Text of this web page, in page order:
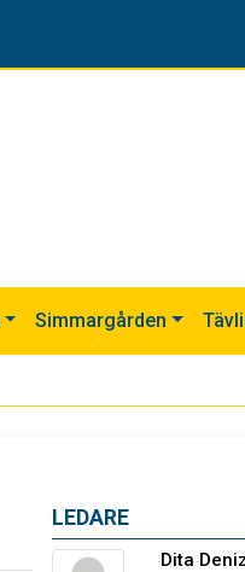
Simmargården
LEDARE
Dita Deniz